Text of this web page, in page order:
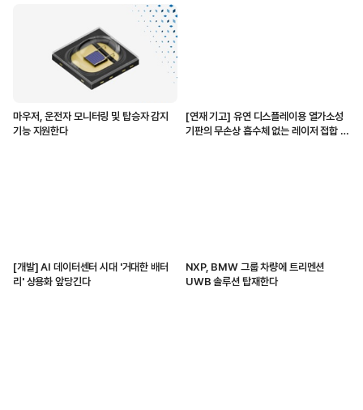
마우저, 운전자 모니터링 및 탑승자 감지
기능 지원한다
[연재 기고] 유연 디스플레이용 열가소성
기판의 무손상 흡수체 없는 레이저 접합 기
[개발] AI 데이터센터 시대 '거대한 배터
리' 상용화 앞당긴다
NXP, BMW 그룹 차량에 트리멘션
UWB 솔루션 탑재한다